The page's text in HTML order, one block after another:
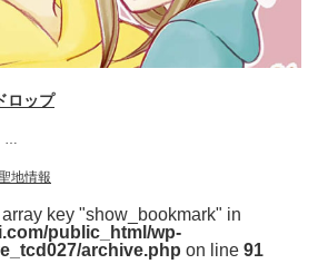
ロップ
…
地情報
key "show_bookmark" in
public_html/wp-
archive.php on line 91